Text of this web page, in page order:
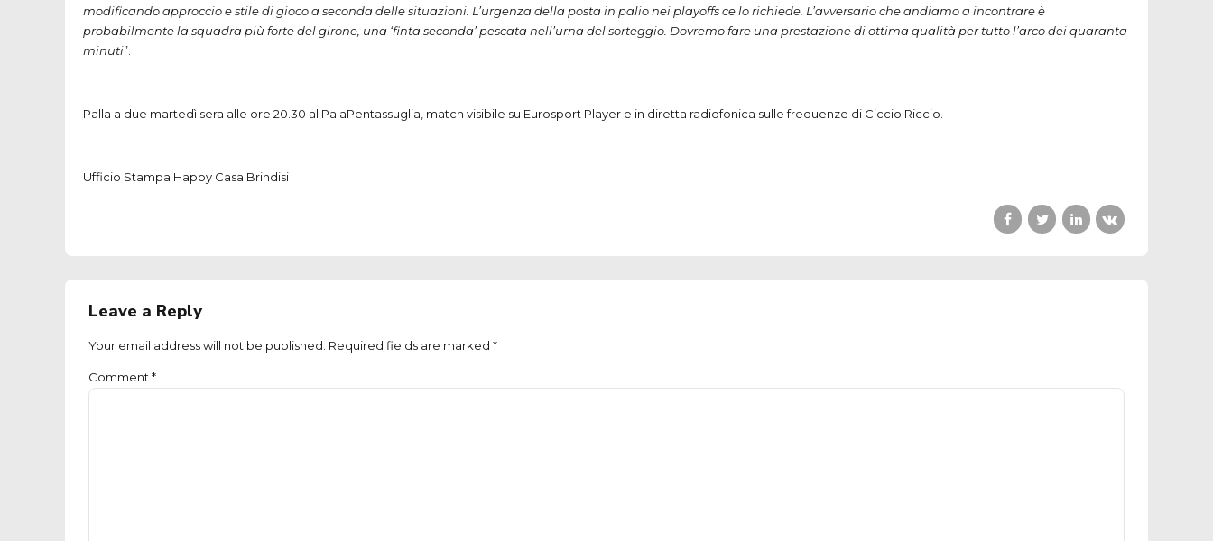
modificando approccio e stile di gioco a seconda delle situazioni. L’urgenza della posta in palio nei playoffs ce lo richiede. L’avversario che andiamo a incontrare è
probabilmente la squadra più forte del girone, una ‘finta seconda’ pescata nell’urna del sorteggio. Dovremo fare una prestazione di ottima qualità per tutto l’arco dei quaranta
minuti”.
Palla a due martedì sera alle ore 20.30 al PalaPentassuglia, match visibile su Eurosport Player e in diretta radiofonica sulle frequenze di Ciccio Riccio.
Ufficio Stampa Happy Casa Brindisi
Leave a Reply
Your email address will not be published. Required fields are marked *
Comment *